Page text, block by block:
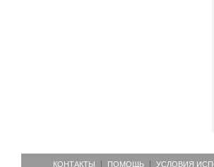
КОНТАКТЫ ПОМОЩЬ УСЛОВИЯ